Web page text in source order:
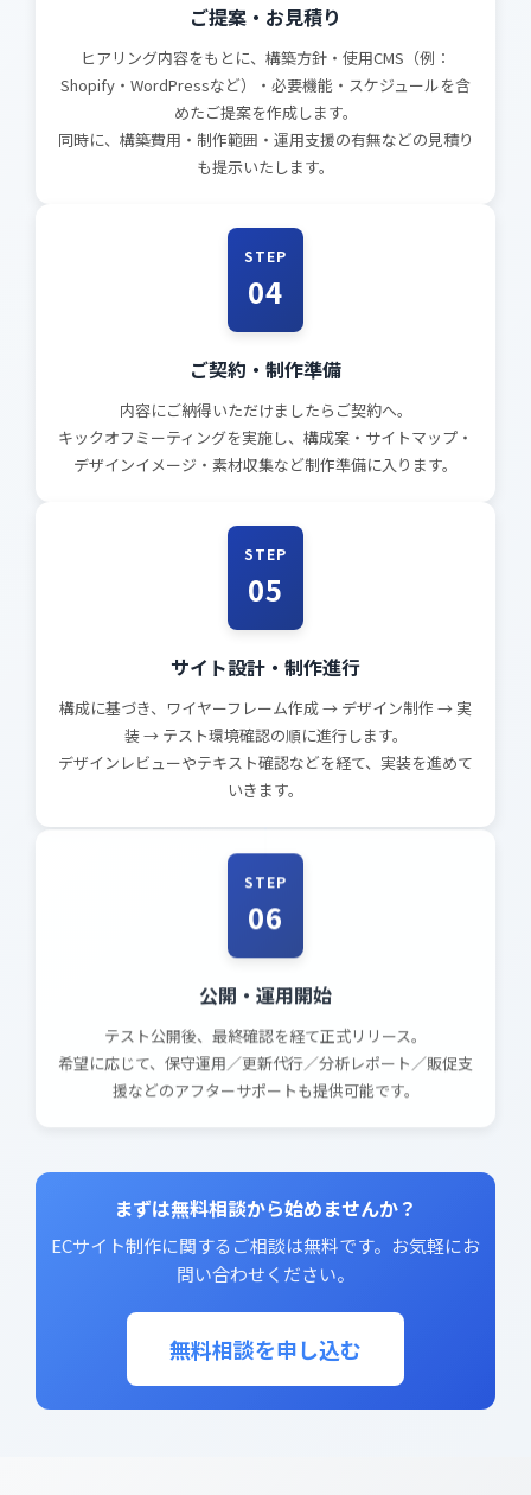
ご提案・お見積り
ヒアリング内容をもとに、構築方針・使用CMS（例：
Shopify・WordPressなど）・必要機能・スケジュールを含
めたご提案を作成します。
同時に、構築費用・制作範囲・運用支援の有無などの見積り
も提示いたします。
STEP
04
ご契約・制作準備
内容にご納得いただけましたらご契約へ。
キックオフミーティングを実施し、構成案・サイトマップ・
デザインイメージ・素材収集など制作準備に入ります。
STEP
05
サイト設計・制作進行
構成に基づき、ワイヤーフレーム作成 → デザイン制作 → 実
装 → テスト環境確認の順に進行します。
デザインレビューやテキスト確認などを経て、実装を進めて
いきます。
STEP
06
公開・運用開始
テスト公開後、最終確認を経て正式リリース。
希望に応じて、保守運用／更新代行／分析レポート／販促支
援などのアフターサポートも提供可能です。
まずは無料相談から始めませんか？
ECサイト制作に関するご相談は無料です。お気軽にお
問い合わせください。
無料相談を申し込む